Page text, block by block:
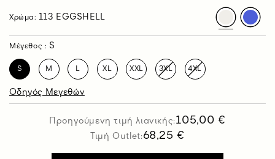
Χρώμα: 113 EGGSHELL
Μέγεθος : S
S M L XL XXL 3XL 4XL
Οδηγός Μεγεθών
Προηγούμενη τιμή λιανικής:105,00 €
Τιμή Outlet:68,25 €